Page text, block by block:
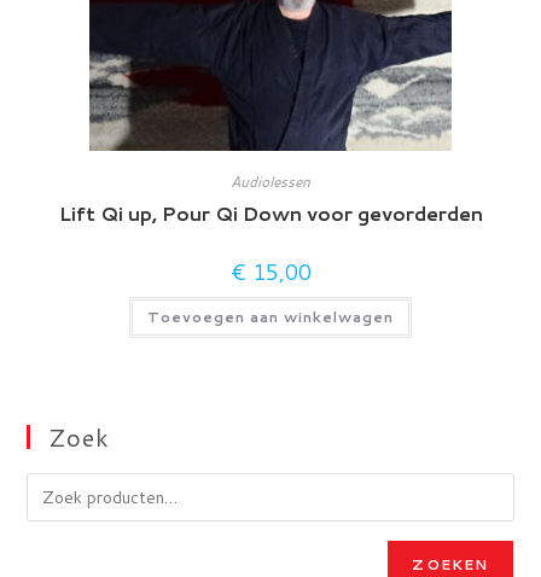
Audiolessen
Lift Qi up, Pour Qi Down voor gevorderden
€ 15,00
Toevoegen aan winkelwagen
Zoek
ZOEKEN